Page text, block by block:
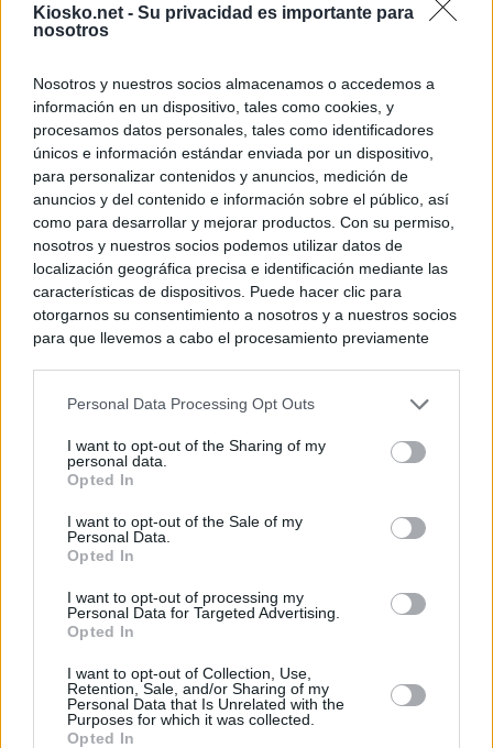
Kiosko.net - Su privacidad es importante para
nosotros
Nosotros y nuestros socios almacenamos o accedemos a
información en un dispositivo, tales como cookies, y
procesamos datos personales, tales como identificadores
únicos e información estándar enviada por un dispositivo,
para personalizar contenidos y anuncios, medición de
anuncios y del contenido e información sobre el público, así
como para desarrollar y mejorar productos. Con su permiso,
nosotros y nuestros socios podemos utilizar datos de
localización geográfica precisa e identificación mediante las
características de dispositivos. Puede hacer clic para
otorgarnos su consentimiento a nosotros y a nuestros socios
para que llevemos a cabo el procesamiento previamente
negar su consentimiento. Tenga en cuenta que algún
de su consentimiento, pero usted tiene el derecho de
rechazar tal procesamiento. Sus preferencias se aplicarán
cualquier momento entrando de nuevo en este sitio web o
visitando nuestra política de privacidad.
Personal Data Processing Opt Outs
I want to opt-out of the Sharing of my
personal data.
Opted In
I want to opt-out of the Sale of my
Personal Data.
Opted In
I want to opt-out of processing my
Personal Data for Targeted Advertising.
Opted In
I want to opt-out of Collection, Use,
Retention, Sale, and/or Sharing of my
Personal Data that Is Unrelated with the
Purposes for which it was collected.
Opted In